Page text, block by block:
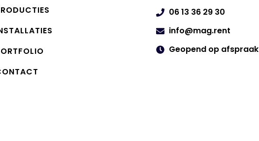
06 13 36 29 30
info@mag.rent
Geopend op afspraak